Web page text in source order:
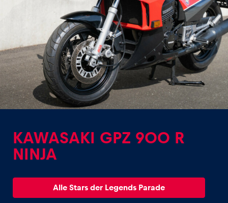
Events
Alle anzeigen
Erlebnisse
Alle anzeigen
KAWASAKI GPZ 900 R
NINJA
Alle Stars der Legends Parade